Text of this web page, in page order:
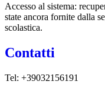
Accesso al sistema:
state ancora fornite dalla
scolastica.
Contatti
Tel: +39032156191